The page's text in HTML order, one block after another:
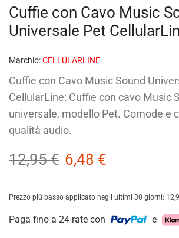
Cuffie con Cavo Music
Universale Pet
Marchio:CELLULARLINE
Cuffie con Cavo Music Sound
CellularLine: Cuffie con cavo Music
universale, modello Pet. Comode e
qualità audio.
12,95€ 6,48 €
Prezzo più basso applicato negli ultimi 30 giorni:
Paga fino a 24 rate con e